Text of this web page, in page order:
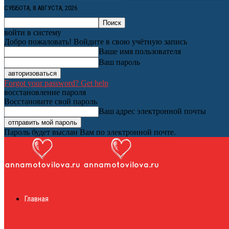
СУББОТА, 8 АВГУСТА, 2026
войти в систему
Добро пожаловать! Войдите в свою учётную запись
Ваше имя пользователя
Ваш пароль
Forgot your password? Get help
восстановление пароля
Восстановите свой пароль
Ваш адрес электронной почты
Пароль будет выслан Вам по электронной почте.
Главная